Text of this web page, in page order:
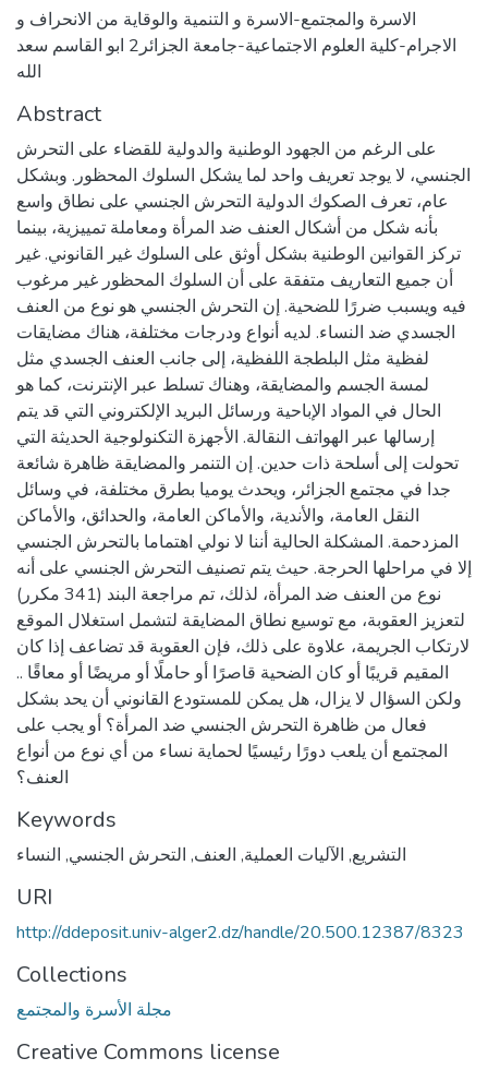
الاسرة والمجتمع-الاسرة و التنمية والوقاية من الانحراف و
الاجرام-كلية العلوم الاجتماعية-جامعة الجزائر2 ابو القاسم سعد
الله
Abstract
على الرغم من الجهود الوطنية والدولية للقضاء على التحرش
الجنسي، لا يوجد تعريف واحد لما يشكل السلوك المحظور. وبشكل
عام، تعرف الصكوك الدولية التحرش الجنسي على نطاق واسع
بأنه شكل من أشكال العنف ضد المرأة ومعاملة تمييزية، بينما
تركز القوانين الوطنية بشكل أوثق على السلوك غير القانوني. غير
أن جميع التعاريف متفقة على أن السلوك المحظور غير مرغوب
فيه ويسبب ضررًا للضحية. إن التحرش الجنسي هو نوع من العنف
الجسدي ضد النساء. لديه أنواع ودرجات مختلفة، هناك مضايقات
لفظية مثل البلطجة اللفظية، إلى جانب العنف الجسدي مثل
لمسة الجسم والمضايقة، وهناك تسلط عبر الإنترنت، كما هو
الحال في المواد الإباحية ورسائل البريد الإلكتروني التي قد يتم
إرسالها عبر الهواتف النقالة. الأجهزة التكنولوجية الحديثة التي
تحولت إلى أسلحة ذات حدين. إن التنمر والمضايقة ظاهرة شائعة
جدا في مجتمع الجزائر، ويحدث يوميا بطرق مختلفة، في وسائل
النقل العامة، والأندية، والأماكن العامة، والحدائق، والأماكن
المزدحمة. المشكلة الحالية أننا لا نولي اهتماما بالتحرش الجنسي
إلا في مراحلها الحرجة. حيث يتم تصنيف التحرش الجنسي على أنه
نوع من العنف ضد المرأة، لذلك، تم مراجعة البند (341 مكرر)
لتعزيز العقوبة، مع توسيع نطاق المضايقة لتشمل استغلال الموقع
لارتكاب الجريمة، علاوة على ذلك، فإن العقوبة قد تضاعف إذا كان
المقيم قريبًا أو كان الضحية قاصرًا أو حاملًا أو مريضًا أو معاقًا ..
ولكن السؤال لا يزال، هل يمكن للمستودع القانوني أن يحد بشكل
فعال من ظاهرة التحرش الجنسي ضد المرأة؟ أو يجب على
المجتمع أن يلعب دورًا رئيسيًا لحماية نساء من أي نوع من أنواع
العنف؟
Keywords
التشريع, الآليات العملية, العنف, التحرش الجنسي, النساء
URI
http://ddeposit.univ-alger2.dz/handle/20.500.12387/8323
Collections
مجلة الأسرة والمجتمع
Creative Commons license